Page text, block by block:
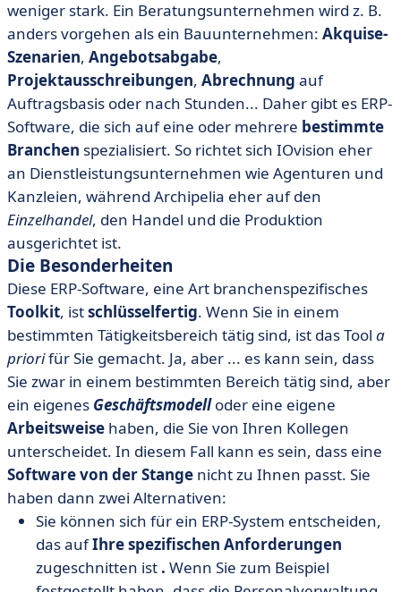
weniger stark. Ein Beratungsunternehmen wird z. B.
anders vorgehen als ein Bauunternehmen: Akquise-
Szenarien, Angebotsabgabe,
Projektausschreibungen, Abrechnung auf
Auftragsbasis oder nach Stunden... Daher gibt es ERP-
Software, die sich auf eine oder mehrere bestimmte
Branchen spezialisiert. So richtet sich IOvision eher
an Dienstleistungsunternehmen wie Agenturen und
Kanzleien, während Archipelia eher auf den
Einzelhandel, den Handel und die Produktion
ausgerichtet ist.
Die Besonderheiten
Diese ERP-Software, eine Art branchenspezifisches
Toolkit, istschlüsselfertig. Wenn Sie in einem
bestimmten Tätigkeitsbereich tätig sind, ist das Tool a
priorifür Sie gemacht. Ja, aber ... es kann sein, dass
Sie zwar in einem bestimmten Bereich tätig sind, aber
ein eigenes Geschäftsmodelloder eine eigene
Arbeitsweise haben, die Sie von Ihren Kollegen
unterscheidet. In diesem Fall kann es sein, dass eine
Software von der Stange nicht zu Ihnen passt. Sie
haben dann zwei Alternativen:
Sie können sich für ein ERP-System entscheiden,
das aufIhre spezifischen Anforderungen
zugeschnitten ist . Wenn Sie zum Beispiel